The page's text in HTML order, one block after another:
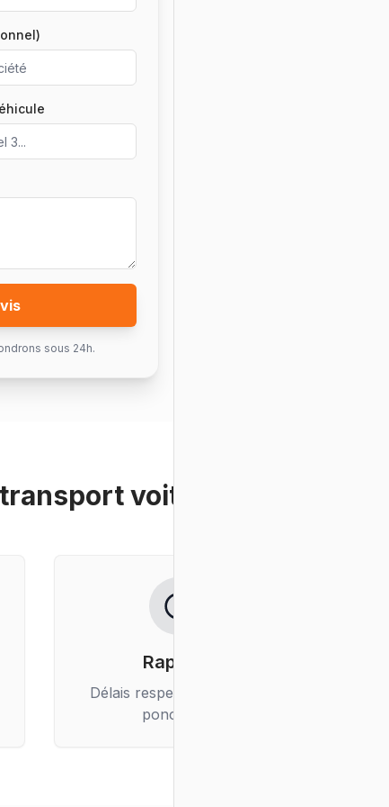
sous 24h.
transport voiture
Rapidité
Délais respectés, livraison
ponctuelle